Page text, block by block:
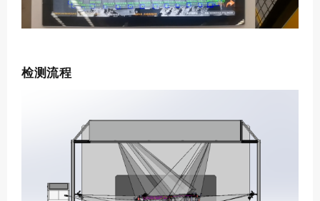
检测流程